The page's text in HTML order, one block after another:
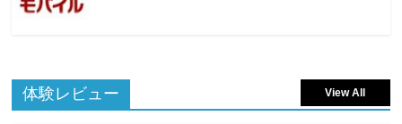
体験レビュー View All